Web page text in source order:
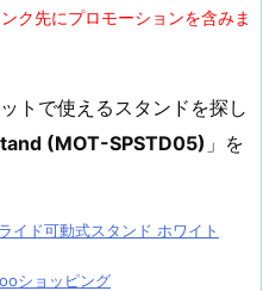
ク先にプロモーションを含みま
トで使えるスタンドを探し
(MOT-SPSTD05) 」を
イド可動式スタンド ホワイト
ショッピング